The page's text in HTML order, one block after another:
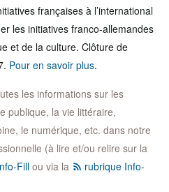
françaises à l’international
les initiatives franco-allemandes
et de la culture. Clôture de
Pour en savoir plus.
les informations sur les
publique, la vie littéraire,
le numérique, etc. dans notre
(à lire et/ou relire sur la
Fill ou via la
rubrique Info-